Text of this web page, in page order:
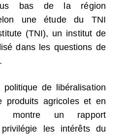
bas de la région
une étude du TNI
(TNI), un institut de
dans les questions de
de libéralisation
produits agricoles et en
montre un rapport
les intérêts du